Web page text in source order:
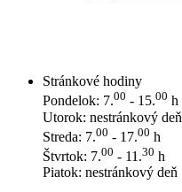
Stránkové hodiny
Pondelok: 7.00 - 15.00 h
Utorok: nestránkový deň
Streda: 7.00 - 17.00 h
Štvrtok: 7.00 - 11.30 h
Piatok: nestránkový deň